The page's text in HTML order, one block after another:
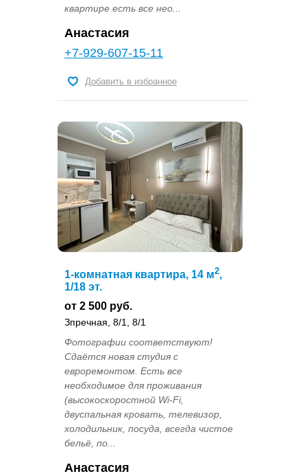
квартире есть все нео...
Анастасия
+7-929-607-15-11
Добавить в избранное
1-комнатная квартира, 14 м2,
1/18 эт.
от 2 500 руб.
Зпречная, 8/1, 8/1
Фотографии соответствуют!
Сдаётся новая студия с
евроремонтом. Есть все
необходимое для проживания
(высокоскоростной Wi-Fi,
двуспальная кровать, телевизор,
холодильник, посуда, всегда чистое
бельё, по...
Анастасия